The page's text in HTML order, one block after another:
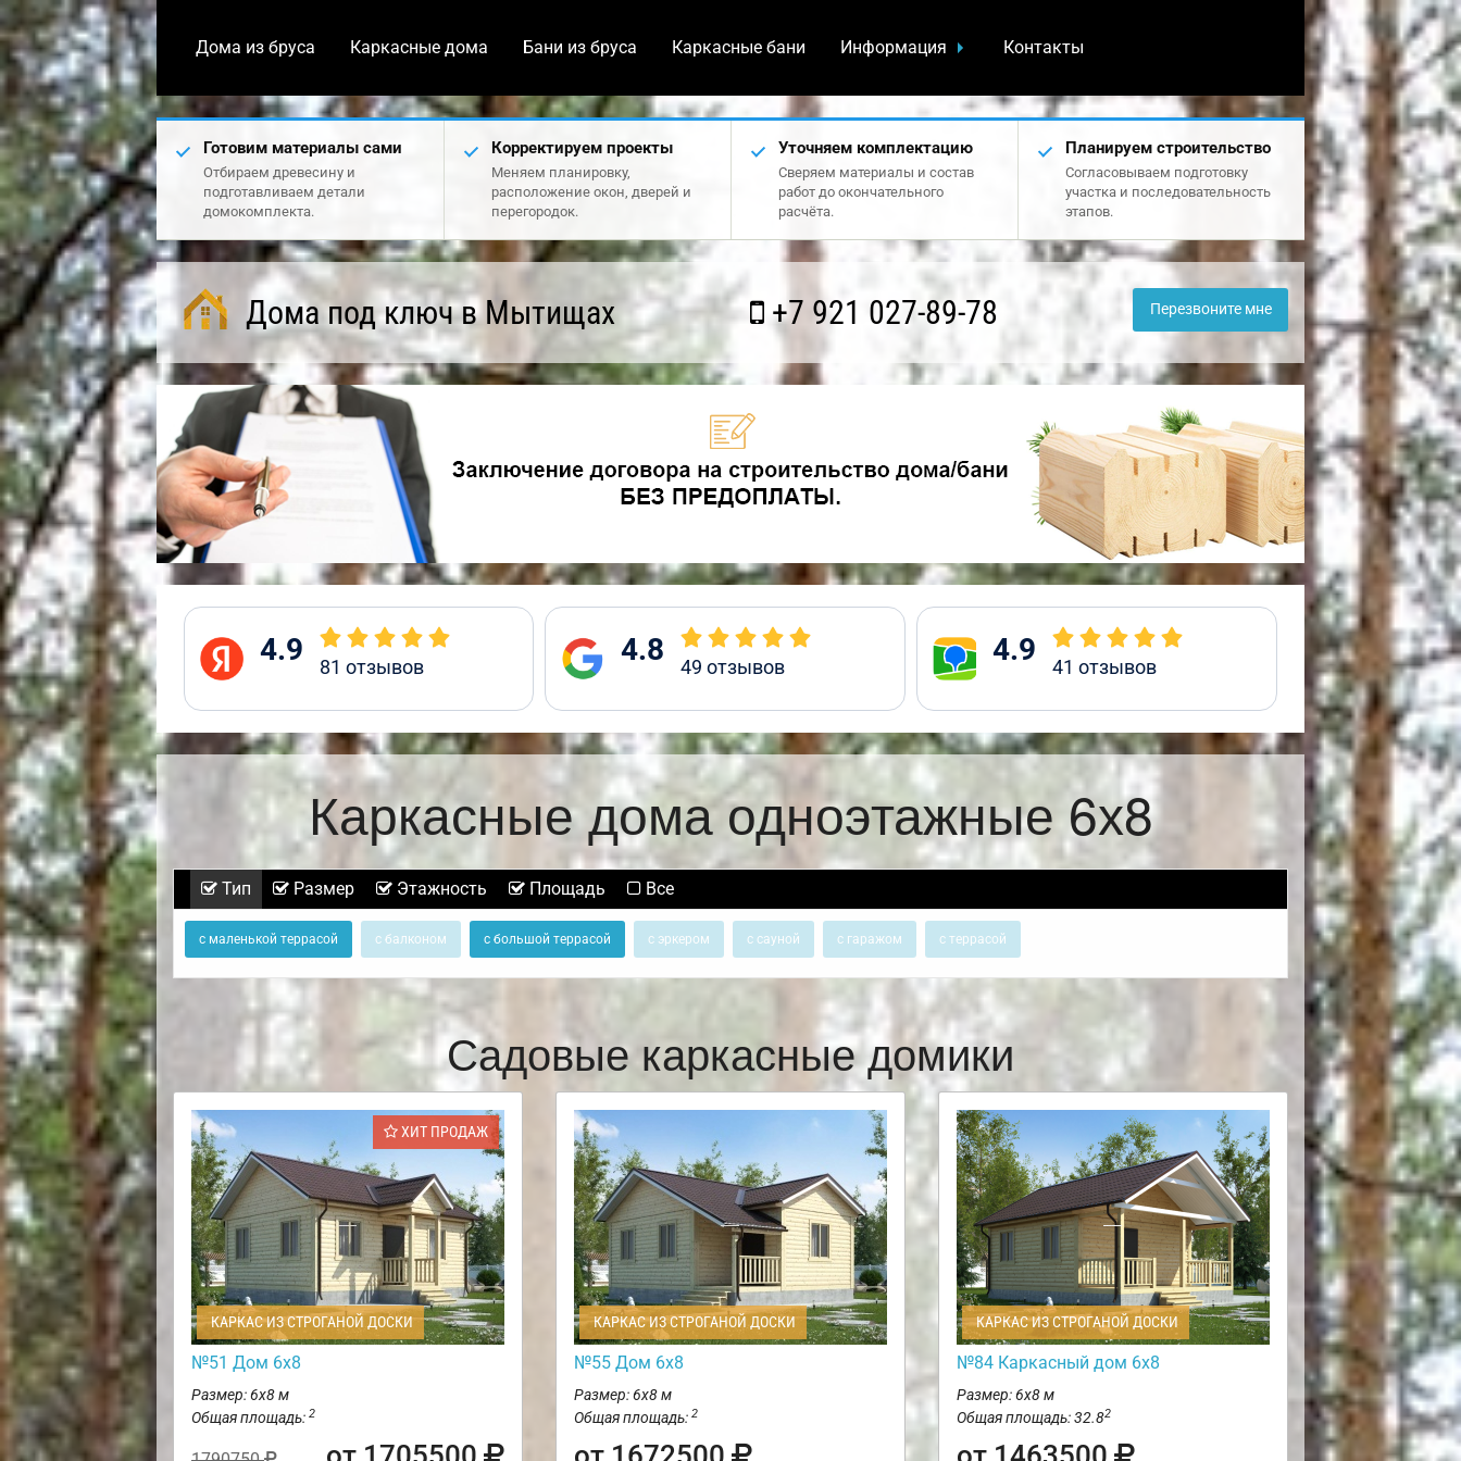
Дома из бруса Каркасные дома Бани из бруса Каркасные бани Информация Контакты
Готовим материалы сами
Отбираем древесину и
подготавливаем детали
домокомплекта.
Корректируем проекты
Меняем планировку,
расположение окон, дверей и
перегородок.
Уточняем комплектацию
Сверяем материалы и состав
работ до окончательного
расчёта.
Планируем строительство
Согласовываем подготовку
участка и последовательность
этапов.
Дома под ключ в Мытищах +7 921 027-89-78 Перезвоните мне
4.9 81 отзывов 4.8 49 отзывов 4.9 41 отзывов
Каркасные дома одноэтажные 6х8
Тип Размер Этажность Площадь Все
с маленькой террасой с балконом с большой террасой с эркером с сауной с гаражом с террасой
Садовые каркасные домики
ХИТ ПРОДАЖ
КАРКАС ИЗ СТРОГАНОЙ ДОСКИ
№51 Дом 6х8
Размер: 6х8 м
Общая площадь: 2
КАРКАС ИЗ СТРОГАНОЙ ДОСКИ
№55 Дом 6х8
Размер: 6х8 м
Общая площадь: 2
КАРКАС ИЗ СТРОГАНОЙ ДОСКИ
№84 Каркасный дом 6х8
Размер: 6х8 м
Общая площадь: 32.82